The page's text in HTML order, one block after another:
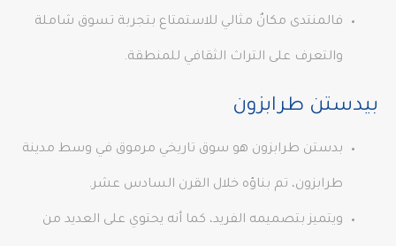
فالمنتدى مكانٌ مثالي للاستمتاع بتجربة تسوق شاملة
والتعرف على التراث الثقافي للمنطقة.
بيدستن طرابزون
بدستن طرابزون هو سوق تاريخي مرموق في وسط مدينة
طرابزون، تم بناؤه خلال القرن السادس عشر.
ويتميز بتصميمه الفريد، كما أنه يحتوي على العديد من